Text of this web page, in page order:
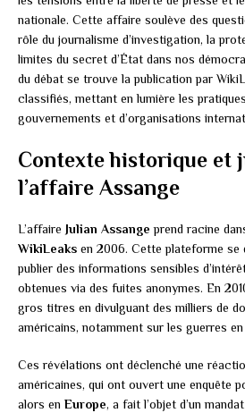
nationale. Cette affaire soulève des
rôle du journalisme d’investigation, la
limites du secret d’État dans nos
du débat se trouve la publication par
classifiés, mettant en lumière les
gouvernements et d’organisations
Contexte historique et
l’affaire Assange
L’affaire Julian Assange prend racine
WikiLeaks en 2006. Cette plateforme se
publier des informations sensibles
obtenues via des fuites anonymes. En
gros titres en divulguant des milliers de
américains, notamment sur les guerres en
Ces révélations ont déclenché une
américaines, qui ont ouvert une enquête
alors en Europe, a fait l’objet d’un